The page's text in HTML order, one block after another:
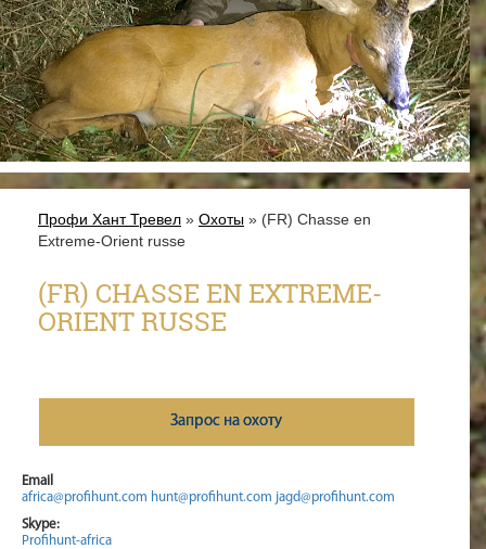
Профи Хант Тревел » Охоты » (FR) Chasse en
Extreme-Orient russe
(FR) CHASSE EN EXTREME-
ORIENT RUSSE
Запрос на охоту
Email
africa@profihunt.com hunt@profihunt.com jagd@profihunt.com
Skype:
Profihunt-africa